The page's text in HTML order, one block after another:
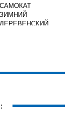
САМОКАТ
ЗИМНИЙ
ДЕРЕВЕНСКИЙ